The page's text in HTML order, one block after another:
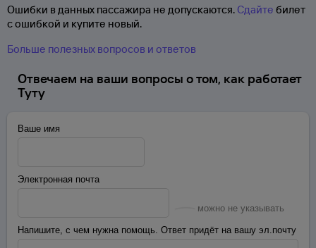
Ошибки в данных пассажира не допускаются. Сдайте билет
с ошибкой и купите новый.
Больше полезных вопросов и ответов
Отвечаем на ваши вопросы о том, как работает
Туту
Ваше имя
Электронная почта
можно не указывать
Напишите, с чем нужна помощь. Ответ придёт на вашу эл.почту